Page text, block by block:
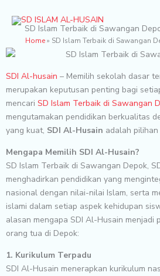
contentSD Islam Terbaik di Sawangan
Home» SD Islam Terbaik di Sawangan
SDI Al-husain – Memilih sekolah dasar
merupakan keputusan penting bagi
mencari SD Islam Terbaik di Sawangan
mengutamakan pendidikan berkualitas
yang kuat, SDI Al-Husain adalah
Mengapa Memilih SDI Al-Husain?
SD Islam Terbaik di Sawangan Depok,
menghadirkan pendidikan yang
nasional dengan nilai-nilai Islam, serta
islami dalam setiap aspek kehidupan
alasan mengapa SDI Al-Husain menjadi
orang tua di Depok:
1. Kurikulum Terpadu
SDI Al-Husain menerapkan kurikulum